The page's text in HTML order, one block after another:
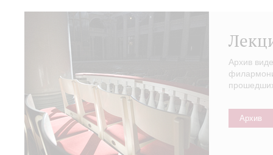
Архив
Архив